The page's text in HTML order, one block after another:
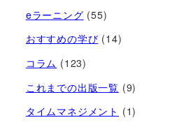
eラーニング (55)
おすすめの学び (14)
コラム (123)
これまでの出版一覧 (9)
タイムマネジメント (1)